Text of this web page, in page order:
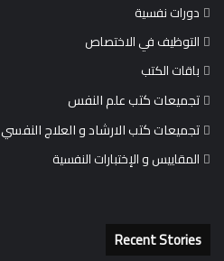
دورات نفسية
التوظيف في الاختصاص
باقات الكتب
تجميعات كتب علم النفس
تجميعات كتب الارشاد و العلاج النفسي
المقاييس و الإختبارات النفسية
Recent Stories